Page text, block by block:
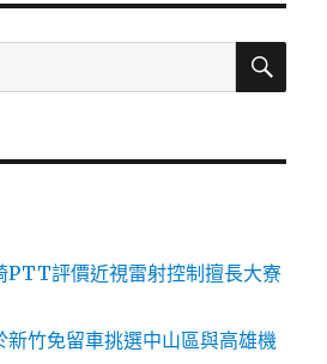
搜
PTT評價近視雷射控制擅長大寮
新竹免留車挑選中山區與高雄機